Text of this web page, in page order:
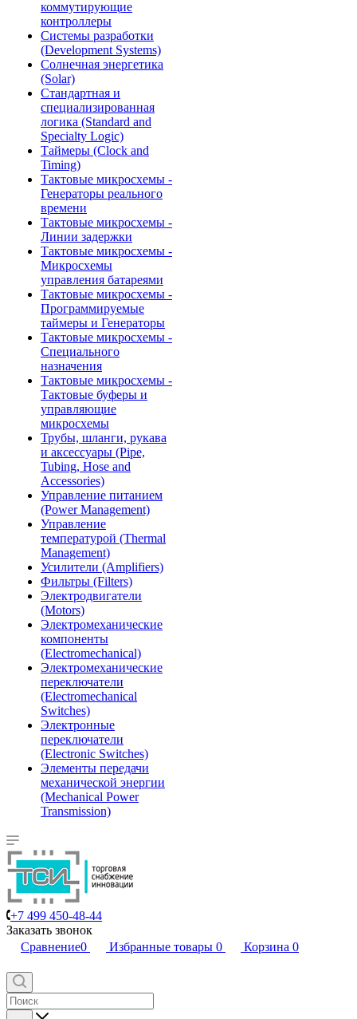
коммутирующие
контроллеры
Системы разработки
(Development Systems)
Солнечная энергетика
(Solar)
Стандартная и
специализированная
логика (Standard and
Specialty Logic)
Таймеры (Clock and
Timing)
Тактовые микросхемы -
Генераторы реального
времени
Тактовые микросхемы -
Линии задержки
Тактовые микросхемы -
Микросхемы
управления батареями
Тактовые микросхемы -
Программируемые
таймеры и Генераторы
Тактовые микросхемы -
Специального
назначения
Тактовые микросхемы -
Тактовые буферы и
управляющие
микросхемы
Трубы, шланги, рукава
и аксессуары (Pipe,
Tubing, Hose and
Accessories)
Управление питанием
(Power Management)
Управление
температурой (Thermal
Management)
Усилители (Amplifiers)
Фильтры (Filters)
Электродвигатели
(Motors)
Электромеханические
компоненты
(Electromechanical)
Электромеханические
переключатели
(Electromechanical
Switches)
Электронные
переключатели
(Electronic Switches)
Элементы передачи
механической энергии
(Mechanical Power
Transmission)
+7 499 450-48-44
Заказать звонок
Сравнение0 Избранные товары 0 Корзина 0